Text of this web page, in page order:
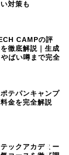
対策も
CAMPの評
徹底解説｜生成
ばい噂まで完全
テパンキャンプ
金を完全解説
ックアカデミー
ホーム